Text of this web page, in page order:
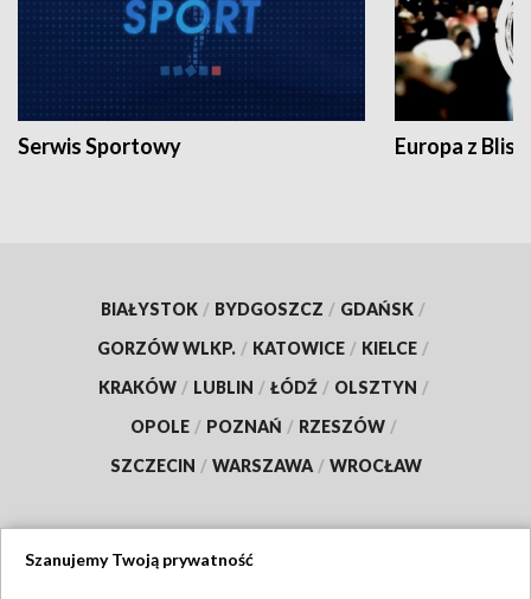
Serwis Sportowy Europa z
BIAŁYSTOK / BYDGOSZCZ / GDAŃSK /
GORZÓW WLKP. / KATOWICE / KIELCE /
KRAKÓW / LUBLIN / ŁÓDŹ / OLSZTYN /
OPOLE / POZNAŃ / RZESZÓW /
SZCZECIN / WARSZAWA / WROCŁAW
Szanujemy Twoją prywatność